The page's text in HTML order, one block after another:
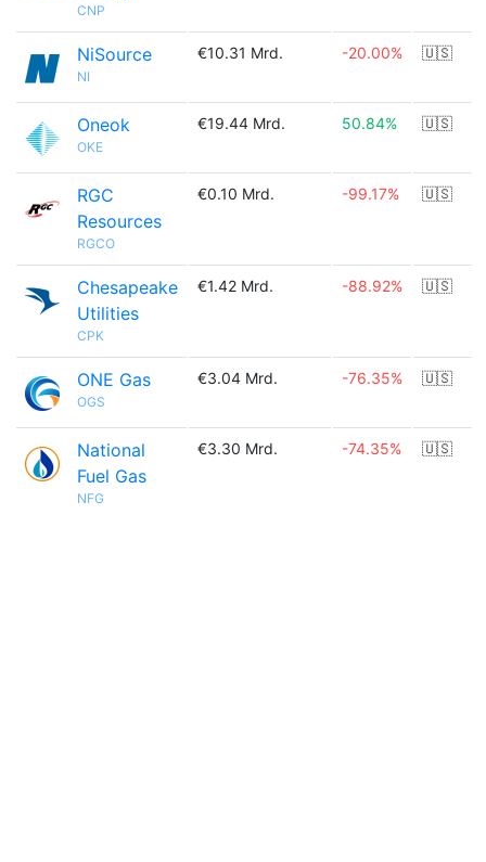
CNP
NiSource
NI
€10.31 Mrd. -20.00% 🇺🇸
Oneok
OKE
€19.44 Mrd. 50.84% 🇺🇸
RGC
Resources
RGCO
€0.10 Mrd. -99.17% 🇺🇸
Chesapeake
Utilities
CPK
€1.42 Mrd. -88.92% 🇺🇸
ONE Gas
OGS
€3.04 Mrd. -76.35% 🇺🇸
National
Fuel Gas
NFG
€3.30 Mrd. -74.35% 🇺🇸